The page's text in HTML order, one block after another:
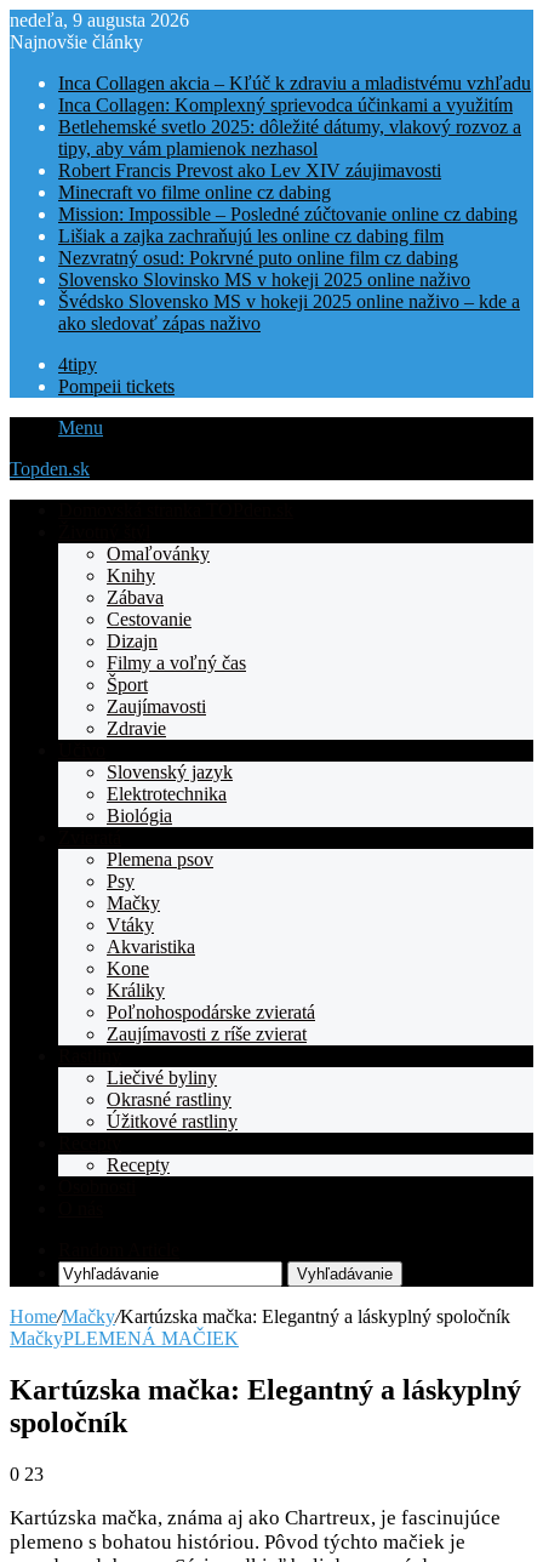
nedeľa, 9 augusta 2026
Najnovšie články
Inca Collagen akcia – Kľúč k zdraviu a mladistvému vzhľadu
Inca Collagen: Komplexný sprievodca účinkami a využitím
Betlehemské svetlo 2025: dôležité dátumy, vlakový rozvoz a
tipy, aby vám plamienok nezhasol
Robert Francis Prevost ako Lev XIV záujimavosti
Minecraft vo filme online cz dabing
Mission: Impossible – Posledné zúčtovanie online cz dabing
Lišiak a zajka zachraňujú les online cz dabing film
Nezvratný osud: Pokrvné puto online film cz dabing
Slovensko Slovinsko MS v hokeji 2025 online naživo
Švédsko Slovensko MS v hokeji 2025 online naživo – kde a
ako sledovať zápas naživo
4tipy
Pompeii tickets
Menu
Topden.sk
Omaľovánky
Knihy
Zábava
Cestovanie
Dizajn
Filmy a voľný čas
Šport
Zaujímavosti
Zdravie
Slovenský jazyk
Elektrotechnika
Biológia
Plemena psov
Psy
Mačky
Vtáky
Akvaristika
Kone
Králiky
Poľnohospodárske zvieratá
Zaujímavosti z ríše zvierat
Liečivé byliny
Okrasné rastliny
Úžitkové rastliny
Recepty
Vyhľadávanie
Home/Mačky/Kartúzska mačka: Elegantný a láskyplný spoločník
MačkyPLEMENÁ MAČIEK
Kartúzska mačka: Elegantný a láskyplný
spoločník
0 23
Kartúzska mačka, známa aj ako Chartreux, je fascinujúce
plemeno s bohatou históriou. Pôvod týchto mačiek je